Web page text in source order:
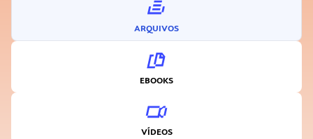
ARQUIVOS
EBOOKS
VÍDEOS